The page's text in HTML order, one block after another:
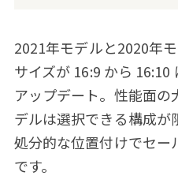
2021年モデルと2020年
サイズが 16:9 から
アップデート。性能面
デルは選択できる構成
処分的な位置付けでセー
です。